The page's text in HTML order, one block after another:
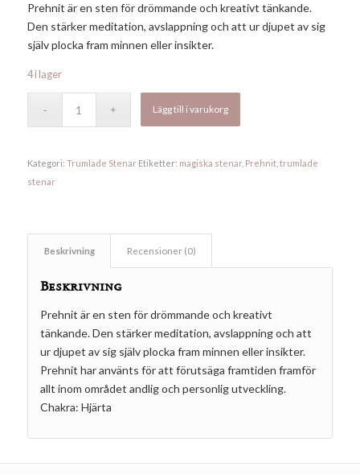
Prehnit är en sten för drömmande och kreativt tänkande.
Den stärker meditation, avslappning och att ur djupet av sig
själv plocka fram minnen eller insikter.
4 i lager
Lägg till i varukorg
Kategori: Trumlade Stenar Etiketter: magiska stenar, Prehnit, trumlade
stenar
Beskrivning Recensioner (0)
Beskrivning
Prehnit är en sten för drömmande och kreativt
tänkande. Den stärker meditation, avslappning och att
ur djupet av sig själv plocka fram minnen eller insikter.
Prehnit har använts för att förutsäga framtiden framför
allt inom området andlig och personlig utveckling.
Chakra: Hjärta